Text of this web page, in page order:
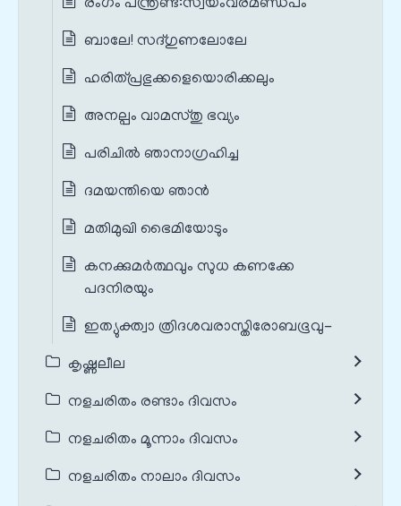
രംഗം പന്ത്രണ്ട്‌:സ്വയംവരമണ്ഡപം
ബാലേ! സദ്ഗുണലോലേ
ഹരിത്പ്രഭുക്കളെയൊരിക്കലും
അനല്പം വാമസ്തു ഭവ്യം
പരിചിൽ ഞാനാഗ്രഹിച്ച
ദമയന്തിയെ ഞാൻ
മതിമുഖി ഭൈമിയോടും
കനക്കുമർത്ഥവും സുധ കണക്കേ
പദനിരയും
ഇത്യുക്ത്വാ ത്രിദശവരാസ്തിരോബഭൂവു-
കൃഷ്ണലീല
നളചരിതം രണ്ടാം ദിവസം
നളചരിതം മൂന്നാം ദിവസം
നളചരിതം നാലാം ദിവസം